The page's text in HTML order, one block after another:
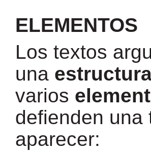
ELEMENTOS
Los textos
una
varios
defienden una
aparecer: